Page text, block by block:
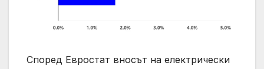
Според Евростат вносът на електрически